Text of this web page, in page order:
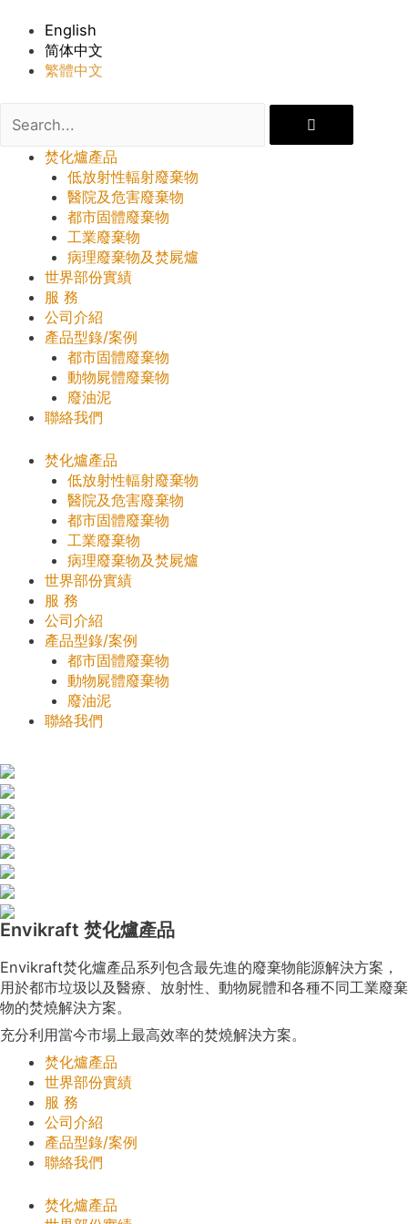
English
简体中文
繁體中文
焚化爐產品
低放射性輻射廢棄物
醫院及危害廢棄物
都市固體廢棄物
工業廢棄物
病理廢棄物及焚屍爐
世界部份實績
服 務
公司介紹
產品型錄/案例
都市固體廢棄物
動物屍體廢棄物
廢油泥
聯絡我們
焚化爐產品
低放射性輻射廢棄物
醫院及危害廢棄物
都市固體廢棄物
工業廢棄物
病理廢棄物及焚屍爐
世界部份實績
服 務
公司介紹
產品型錄/案例
都市固體廢棄物
動物屍體廢棄物
廢油泥
聯絡我們
Envikraft 焚化爐產品
Envikraft焚化爐產品系列包含最先進的廢棄物能源解決方案，
用於都市垃圾以及醫療、放射性、動物屍體和各種不同工業廢棄
物的焚燒解決方案。
充分利用當今市場上最高效率的焚燒解決方案。
焚化爐產品
世界部份實績
服 務
公司介紹
產品型錄/案例
聯絡我們
焚化爐產品